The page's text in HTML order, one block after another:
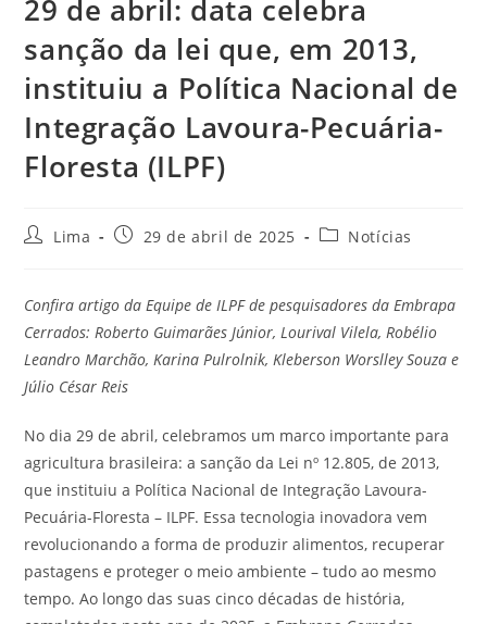
29 de abril: data celebra
sanção da lei que, em 2013,
instituiu a Política Nacional de
Integração Lavoura-Pecuária-
Floresta (ILPF)
Lima 29 de abril de 2025 Notícias
Confira artigo da Equipe de ILPF de pesquisadores da Embrapa
Cerrados: Roberto Guimarães Júnior, Lourival Vilela, Robélio
Leandro Marchão, Karina Pulrolnik, Kleberson Worslley Souza e
Júlio César Reis
No dia 29 de abril, celebramos um marco importante para
agricultura brasileira: a sanção da Lei nº 12.805, de 2013,
que instituiu a Política Nacional de Integração Lavoura-
Pecuária-Floresta – ILPF. Essa tecnologia inovadora vem
revolucionando a forma de produzir alimentos, recuperar
pastagens e proteger o meio ambiente – tudo ao mesmo
tempo. Ao longo das suas cinco décadas de história,